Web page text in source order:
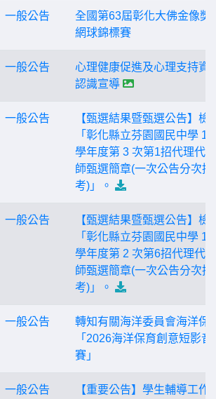
一般公告
全國第63屆彰化大佛金像獎
網球錦標賽
一般公告
心理健康促進及心理支持資
認識宣導
一般公告
【甄選結果暨甄選公告】檢
「彰化縣立芬園國民中學
學年度第 3 次第1招代理代
師甄選簡章(一次公告分次招
考)」。
一般公告
【甄選結果暨甄選公告】檢
「彰化縣立芬園國民中學
學年度第 2 次第6招代理代
師甄選簡章(一次公告分次招
考)」。
一般公告
轉知有關海洋委員會海洋保
「2026海洋保育創意短影音
賽」
一般公告
【重要公告】學生輔導工作